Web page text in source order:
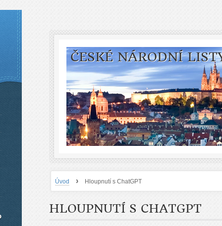
ČESKÉ NÁRODNÍ
Úvod › Hloupnutí s ChatGPT
HLOUPNUTÍ S CHATGPT